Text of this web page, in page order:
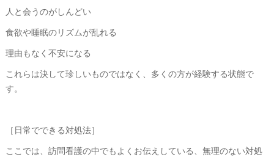
人と会うのがしんどい
食欲や睡眠のリズムが乱れる
理由もなく不安になる
これらは決して珍しいものではなく、多くの方が経験する状態で
す。
［日常でできる対処法］
ここでは、訪問看護の中でもよくお伝えしている、無理のない対処